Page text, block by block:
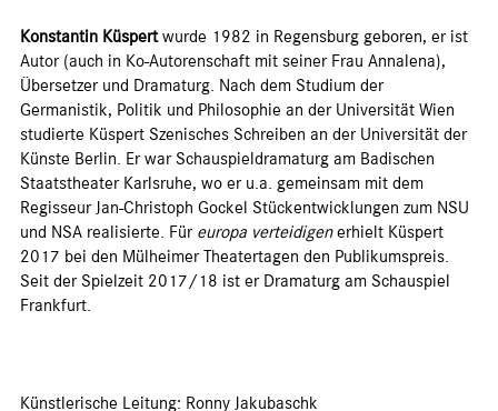
Konstantin Küspertwurde 1982 in Regensburg geboren, er ist
Autor (auch in Ko-Autorenschaft mit seiner Frau Annalena),
Übersetzer und Dramaturg. Nach dem Studium der
Germanistik, Politik und Philosophie an der Universität Wien
studierte Küspert Szenisches Schreiben an der Universität der
Künste Berlin. Er war Schauspieldramaturg am Badischen
Staatstheater Karlsruhe, wo er u.a. gemeinsam mit dem
Regisseur Jan-Christoph Gockel Stückentwicklungen zum NSU
und NSA realisierte. Für europa verteidigenerhielt Küspert
2017 bei den Mülheimer Theatertagen den Publikumspreis.
Seit der Spielzeit 2017/18 ist er Dramaturg am Schauspiel
Frankfurt.
Künstlerische Leitung: Ronny Jakubaschk